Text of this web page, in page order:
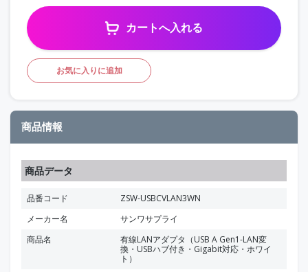
カートへ入れる
お気に入りに追加
商品情報
商品データ
品番コード
ZSW-USBCVLAN3WN
メーカー名
サンワサプライ
商品名
有線LANアダプタ（USB A Gen1-LAN変
換・USBハブ付き・Gigabit対応・ホワイ
ト）